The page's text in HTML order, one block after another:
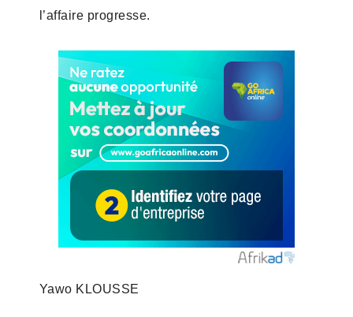
l’affaire progresse.
Yawo KLOUSSE